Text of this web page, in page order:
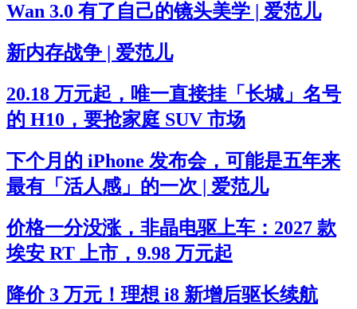
Wan 3.0 有了自己的镜头美学 | 爱范儿
新内存战争 | 爱范儿
20.18 万元起，唯一直接挂「长城」名号
的 H10，要抢家庭 SUV 市场
下个月的 iPhone 发布会，可能是五年来
最有「活人感」的一次 | 爱范儿
价格一分没涨，非晶电驱上车：2027 款
埃安 RT 上市，9.98 万元起
降价 3 万元！理想 i8 新增后驱长续航